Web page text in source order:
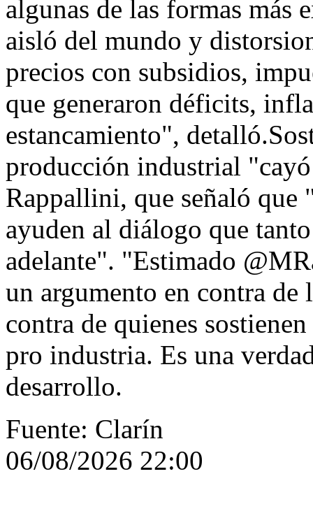
algunas de las formas más
aisló del mundo y
precios con subsidios,
que generaron déficits,
estancamiento",
producción industrial
Rappallini, que señaló que
ayuden al diálogo que
adelante". "Estimado
un argumento en contra
contra de quienes
pro industria. Es una
desarrollo.
Fuente: Clarín
06/08/2026 22:00